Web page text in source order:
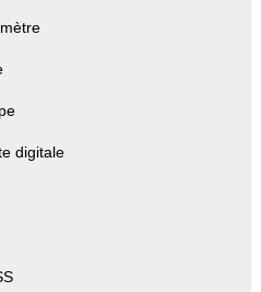
digitale